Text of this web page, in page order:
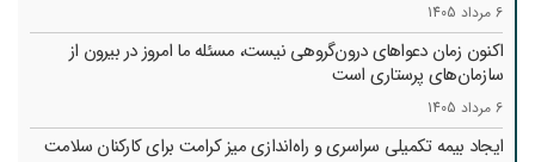
6 مرداد 1405
اکنون زمان دعواهای درون‌گروهی نیست، مسئله ما امروز در بیرون از
سازمان‌های پرستاری است
6 مرداد 1405
ایجاد بیمه تکمیلی سراسری و راه‌اندازی میز کرامت برای کارکنان سلامت